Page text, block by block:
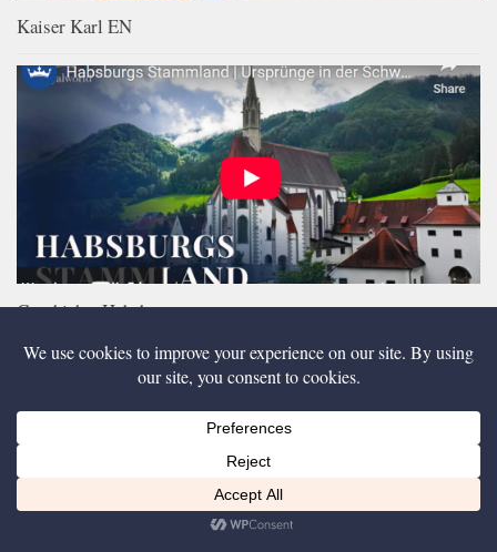
Kaiser Karl EN
Geschichte Habsburgs
Diese Website nutzt Cookies, um bestmögliche Funktionalität bieten zu können.
Ich bin einverstanden